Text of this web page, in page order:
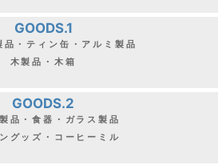
GOODS.1
品・ティン缶・アルミ製品
木製品・木箱
GOODS.2
品・食器・ガラス製品
グッズ・コーヒーミル